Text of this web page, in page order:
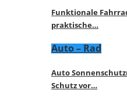
Funktionale
praktische…
Auto – Rad
Auto
Schutz vor…